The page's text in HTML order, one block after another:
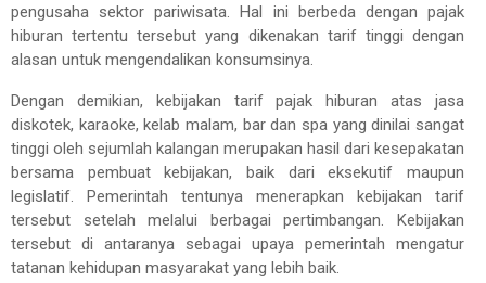
pengusaha sektor pariwisata. Hal ini berbeda dengan pajak
hiburan tertentu tersebut yang dikenakan tarif tinggi dengan
alasan untuk mengendalikan konsumsinya.
Dengan demikian, kebijakan tarif pajak hiburan atas jasa
diskotek, karaoke, kelab malam, bar dan spa yang dinilai sangat
tinggi oleh sejumlah kalangan merupakan hasil dari kesepakatan
bersama pembuat kebijakan, baik dari eksekutif maupun
legislatif. Pemerintah tentunya menerapkan kebijakan tarif
tersebut setelah melalui berbagai pertimbangan. Kebijakan
tersebut di antaranya sebagai upaya pemerintah mengatur
tatanan kehidupan masyarakat yang lebih baik.